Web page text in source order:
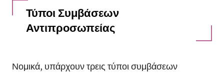
Τύποι Συμβάσεων
Αντιπροσωπείας
Νομικά, υπάρχουν τρεις τύποι συμβάσεων